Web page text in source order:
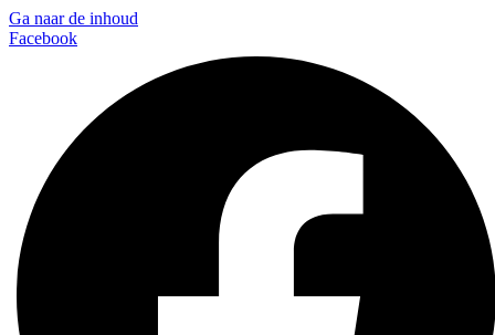
Ga naar de inhoud
Facebook